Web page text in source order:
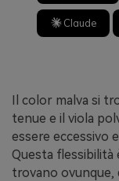
Claude
Il color malva si
tenue e il viola
essere eccessivo
Questa flessibilità
trovano ovunque,